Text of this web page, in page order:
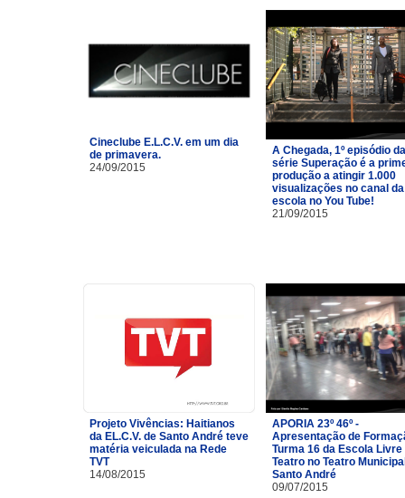
Cineclube E.L.C.V. em um dia
de primavera.
24/09/2015
A Chegada, 1º episódio
série Superação é a
produção a atingir 1.000
visualizações no canal da
escola no You Tube!
21/09/2015
Projeto Vivências: Haitianos
da EL.C.V. de Santo André teve
matéria veiculada na Rede
TVT
14/08/2015
APORIA 23º 46º -
Apresentação de
Turma 16 da Escola Livre
Teatro no Teatro
Santo André
09/07/2015